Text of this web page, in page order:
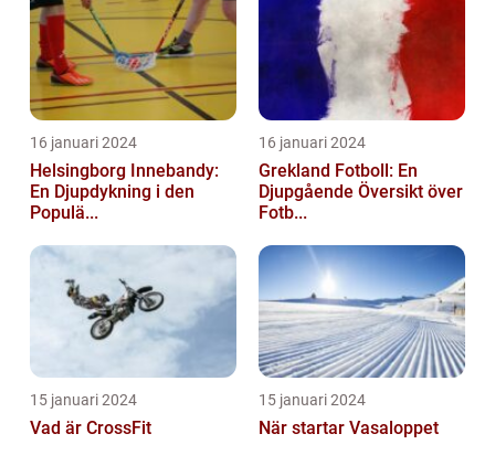
16 januari 2024
Helsingborg Innebandy:
En Djupdykning i den
Populä...
16 januari 2024
Grekland Fotboll: En
Djupgående Översikt över
Fotb...
15 januari 2024
Vad är CrossFit
15 januari 2024
När startar Vasaloppet